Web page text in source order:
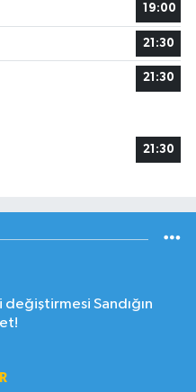
19:00
21:30
21:30
21:30
Sandığın